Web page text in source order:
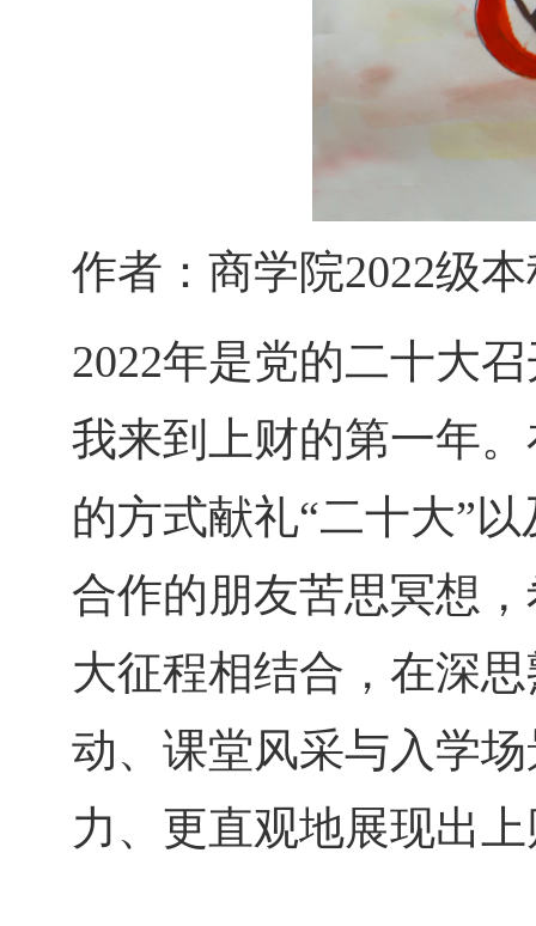
作者：商学院2022级
2022年是党的二十大
我来到上财的第一年
的方式献礼“二十大”
合作的朋友苦思冥想
大征程相结合，在深
动、课堂风采与入学
力、更直观地展现出